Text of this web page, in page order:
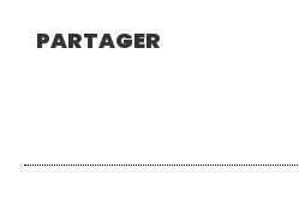
PARTAGER